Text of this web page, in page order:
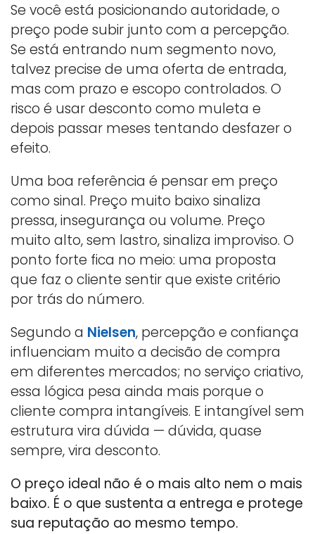
Se você está posicionando autoridade, o
preço pode subir junto com a percepção.
Se está entrando num segmento novo,
talvez precise de uma oferta de entrada,
mas com prazo e escopo controlados. O
risco é usar desconto como muleta e
depois passar meses tentando desfazer o
efeito.
Uma boa referência é pensar em preço
como sinal. Preço muito baixo sinaliza
pressa, insegurança ou volume. Preço
muito alto, sem lastro, sinaliza improviso. O
ponto forte fica no meio: uma proposta
que faz o cliente sentir que existe critério
por trás do número.
Segundo a Nielsen, percepção e confiança
influenciam muito a decisão de compra
em diferentes mercados; no serviço criativo,
essa lógica pesa ainda mais porque o
cliente compra intangíveis. E intangível sem
estrutura vira dúvida — dúvida, quase
sempre, vira desconto.
O preço ideal não é o mais alto nem o mais
baixo. É o que sustenta a entrega e protege
sua reputação ao mesmo tempo.